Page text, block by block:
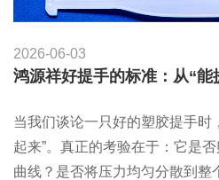
2026-06-03
鸿源祥好提手的标准：从“能
当我们谈论一只好的塑胶提手时
起来”。真正的考验在于：它是
曲线？是否将压力均匀分散到整